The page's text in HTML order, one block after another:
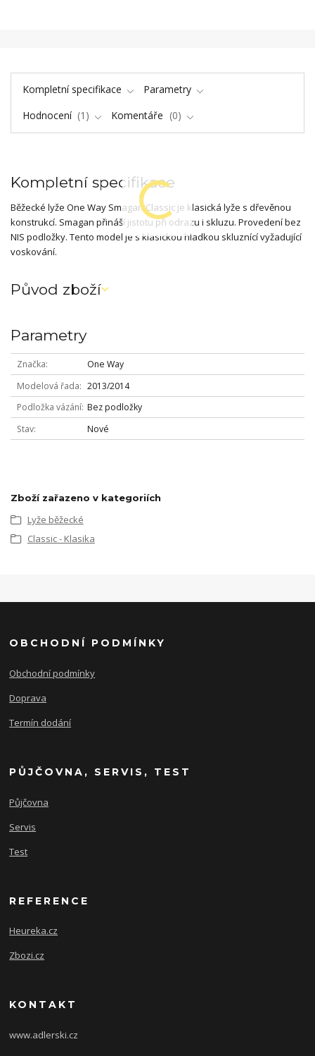
Kompletní specifikace
Parametry
Hodnocení
1 Komentáře 0
Kompletní specifikace
Běžecké lyže One Way Smagan Classic je klasická lyže s dřevěnou
konstrukcí. Smagan přináší jistotu při odrazu i skluzu. Provedení bez
NIS podložky. Tento model je s klasickou hladkou skluznící vyžadující
voskování.
Původ zboží
Parametry
Značka
One Way
Modelová řada
2013/2014
Podložka vázání Bez podložky
Stav
Nové
Zboží zařazeno v kategoriích
Lyže běžecké
Classic - Klasika
OBCHODNÍ PODMÍNKY
Obchodní podmínky
Doprava
Termín dodání
PŮJČOVNA, SERVIS, TEST
Půjčovna
Servis
Test
REFERENCE
Heureka.cz
Zbozi.cz
KONTAKT
www.adlerski.cz